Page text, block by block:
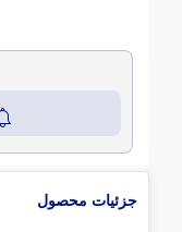
جزئیات محصول